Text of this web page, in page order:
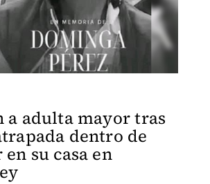
a adulta mayor tras
dentro de
su casa en